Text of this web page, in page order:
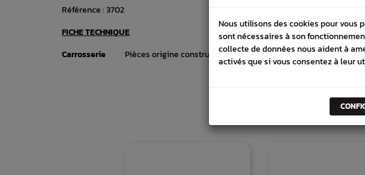
Référence :3702
FICHE TECHNIQUE
Carrosserie
Pièces origine constructeur
LA
Nous utilisons des cookies pour vous
sont nécessaires à son
collecte de données nous aident à
activés que si vous consentez à leur